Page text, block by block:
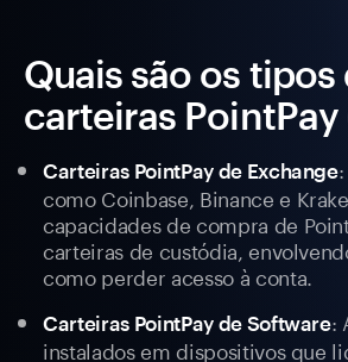
Quais são os tipos
carteiras PointPay
Carteiras PointPay de Exchange
como Coinbase, Binance e
capacidades de compra de
carteiras de custódia,
como perder acesso à conta.
Carteiras PointPay de Software:
instalados em dispositivos que